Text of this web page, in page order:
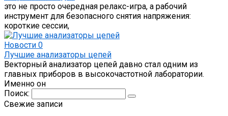
это не просто очередная релакс-игра, а рабочий
инструмент для безопасного снятия напряжения:
короткие сессии,
Новости 0
Лучшие анализаторы цепей
Векторный анализатор цепей давно стал одним из
главных приборов в высокочастотной лаборатории.
Именно он
Поиск:
Свежие записи